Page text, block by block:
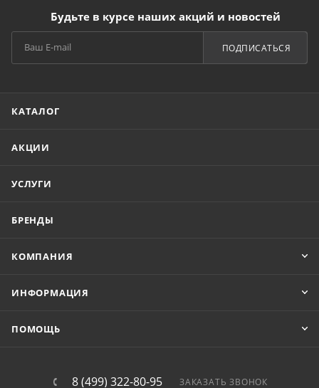
Будьте в курсе наших акций и новостей
ПОДПИСАТЬСЯ
КАТАЛОГ
АКЦИИ
УСЛУГИ
БРЕНДЫ
КОМПАНИЯ
ИНФОРМАЦИЯ
ПОМОЩЬ
8 (499) 322-80-95 ЗАКАЗАТЬ ЗВОНОК